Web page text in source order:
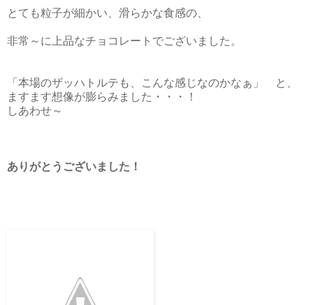
とても粒子が細かい、滑らかな食感の、
非常～に上品なチョコレートでございました。
「本場のザッハトルテも、こんな感じなのかなぁ」 と、
ますます想像が膨らみました・・・！
しあわせ～
ありがとうございました！